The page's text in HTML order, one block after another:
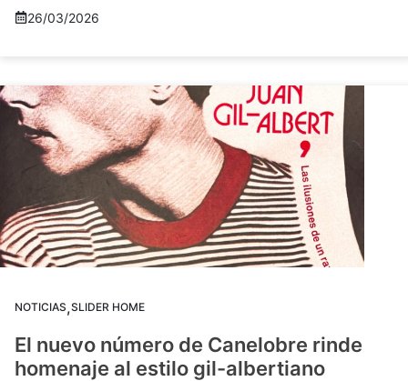
26/03/2026
NOTICIAS,SLIDER HOME
El nuevo número de Canelobre rinde
homenaje al estilo gil-albertiano